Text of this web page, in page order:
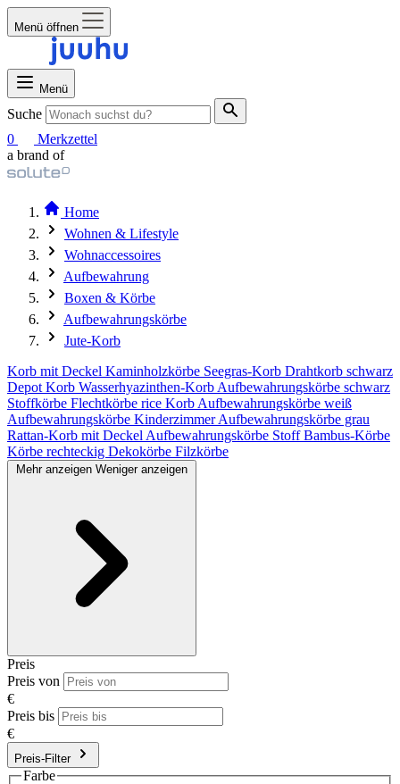
Menü öffnen
Menü
Suche
0
Merkzettel
a brand of
Home
Wohnen & Lifestyle
Wohnaccessoires
Aufbewahrung
Boxen & Körbe
Aufbewahrungskörbe
Jute-Korb
Korb mit Deckel Kaminholzkörbe Seegras-Korb Drahtkorb schwarz
Depot Korb Wasserhyazinthen-Korb Aufbewahrungskörbe schwarz
Stoffkörbe Flechtkörbe rice Korb Aufbewahrungskörbe weiß
Aufbewahrungskörbe KinderzimmerAufbewahrungskörbe grau
Rattan-Korb mit Deckel Aufbewahrungskörbe StoffBambus-Körbe
Körbe rechteckig Dekokörbe Filzkörbe
Mehr anzeigen Weniger anzeigen
Preis
Preis von
€
Preis bis
€
Preis-Filter
Farbe